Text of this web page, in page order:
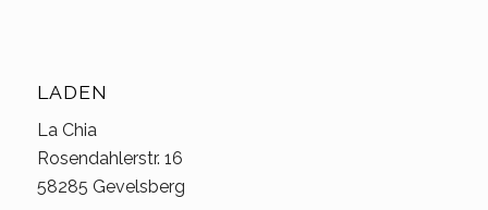
LADEN
La Chia
Rosendahlerstr. 16
58285 Gevelsberg